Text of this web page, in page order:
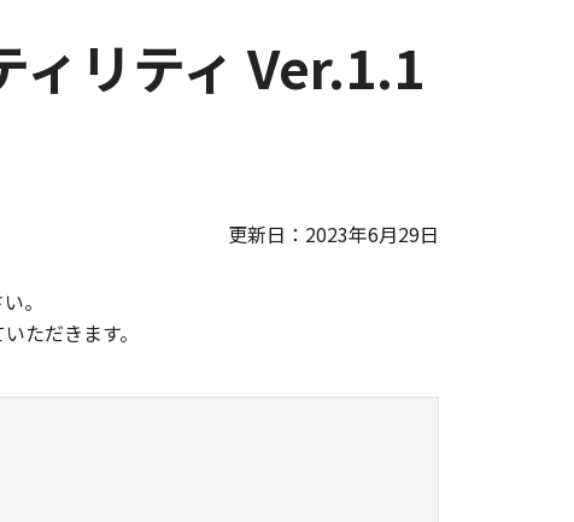
ィリティ Ver.1.1
更新日：2023年6月29日
。
ただきます。